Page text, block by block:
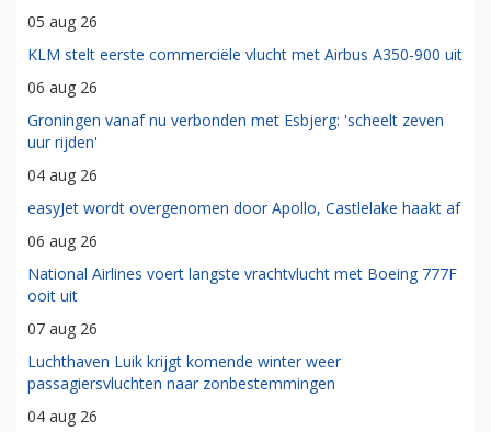
05 aug 26
KLM stelt eerste commerciële vlucht met Airbus A350-900 uit
06 aug 26
Groningen vanaf nu verbonden met Esbjerg: 'scheelt zeven
uur rijden'
04 aug 26
easyJet wordt overgenomen door Apollo, Castlelake haakt af
06 aug 26
National Airlines voert langste vrachtvlucht met Boeing 777F
ooit uit
07 aug 26
Luchthaven Luik krijgt komende winter weer
passagiersvluchten naar zonbestemmingen
04 aug 26